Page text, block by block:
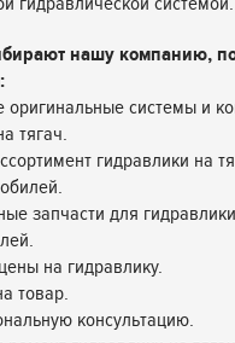
нашу компанию,
системы и
тягач.
гидравлики на
запчасти для
на гидравлику.
товар.
консультацию.